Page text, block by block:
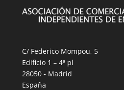
C/ Federico Mompou, 5
Edificio 1 – 4ª pl
28050 - Madrid
España